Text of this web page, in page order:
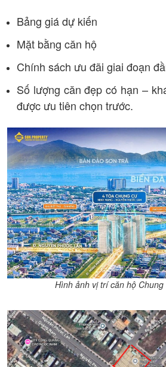
Bảng giá dự kiến
Mặt bằng căn hộ
Chính sách ưu đãi giai đoạn
Số lượng căn đẹp có hạn –
được ưu tiên chọn trước.
Hình ảnh vị trí căn hộ